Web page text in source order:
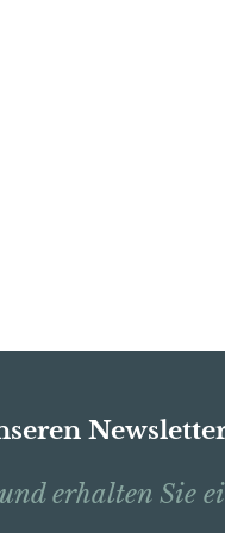
und erhalten Sie